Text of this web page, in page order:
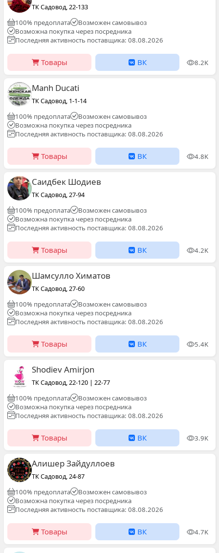
ТК Садовод, 22-133
100% предоплата
Возможен самовывоз
Возможна покупка через посредника
Последняя активность поставщика: 08.08.2026
Товары ВК 8.2K
Manh Ducati
ТК Садовод, 1-1-14
100% предоплата
Возможен самовывоз
Возможна покупка через посредника
Последняя активность поставщика: 08.08.2026
Товары ВК 4.8K
Саидбек Шодиев
ТК Садовод, 27-94
100% предоплата
Возможен самовывоз
Возможна покупка через посредника
Последняя активность поставщика: 08.08.2026
Товары ВК 4.2K
Шамсулло Химатов
ТК Садовод, 27-60
100% предоплата
Возможен самовывоз
Возможна покупка через посредника
Последняя активность поставщика: 08.08.2026
Товары ВК 5.4K
Shodiev Amirjon
ТК Садовод, 22-120 | 22-77
100% предоплата
Возможен самовывоз
Возможна покупка через посредника
Последняя активность поставщика: 08.08.2026
Товары ВК 3.9K
Алишер Зайдуллоев
ТК Садовод, 24-87
100% предоплата
Возможен самовывоз
Возможна покупка через посредника
Последняя активность поставщика: 08.08.2026
Товары ВК 4.7K